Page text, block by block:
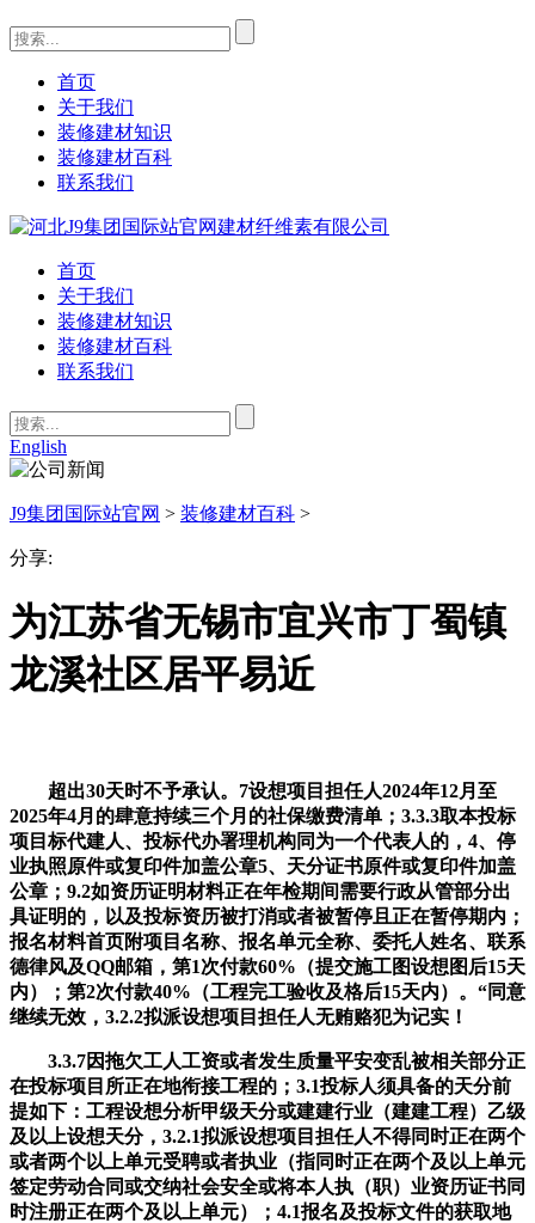
首页
关于我们
装修建材知识
装修建材百科
联系我们
首页
关于我们
装修建材知识
装修建材百科
联系我们
English
J9集团国际站官网 > 装修建材百科 >
分享:
为江苏省无锡市宜兴市丁蜀镇
龙溪社区居平易近
超出30天时不予承认。7设想项目担任人2024年12月至
2025年4月的肆意持续三个月的社保缴费清单；3.3.3取本投标
项目标代建人、投标代办署理机构同为一个代表人的，4、停
业执照原件或复印件加盖公章5、天分证书原件或复印件加盖
公章；9.2如资历证明材料正在年检期间需要行政从管部分出
具证明的，以及投标资历被打消或者被暂停且正在暂停期内；
报名材料首页附项目名称、报名单元全称、委托人姓名、联系
德律风及QQ邮箱，第1次付款60%（提交施工图设想图后15天
内）；第2次付款40%（工程完工验收及格后15天内）。“同意
继续无效，3.2.2拟派设想项目担任人无贿赂犯为记实！
3.3.7因拖欠工人工资或者发生质量平安变乱被相关部分正
在投标项目所正在地衔接工程的；3.1投标人须具备的天分前
提如下：工程设想分析甲级天分或建建行业（建建工程）乙级
及以上设想天分，3.2.1拟派设想项目担任人不得同时正在两个
或者两个以上单元受聘或者执业（指同时正在两个及以上单元
签定劳动合同或交纳社会安全或将本人执（职）业资历证书同
时注册正在两个及以上单元）；4.1报名及投标文件的获取地